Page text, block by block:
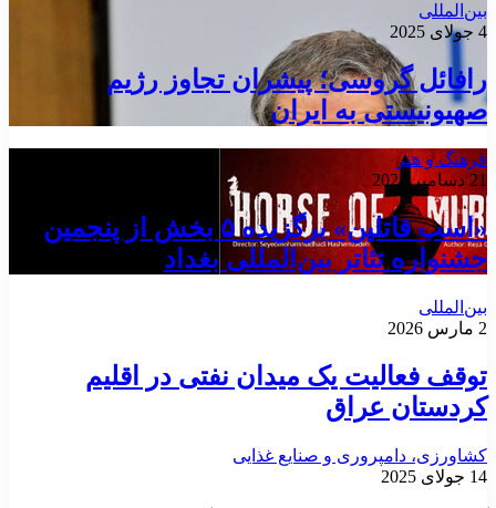
بین‌المللی
4 جولای 2025
رافائل گروسی؛ پیشران تجاوز رژیم
صهیونیستی به ایران
فرهنگ و هنر
21 دسامبر 2024
«اسب قاتلین» برگزیده ۵ بخش از پنجمین
جشنواره تئاتر بین‌المللی بغداد
بین‌المللی
2 مارس 2026
توقف فعالیت یک میدان نفتی در اقلیم
کردستان عراق
کشاورزی، دامپروری و صنایع غذایی
14 جولای 2025